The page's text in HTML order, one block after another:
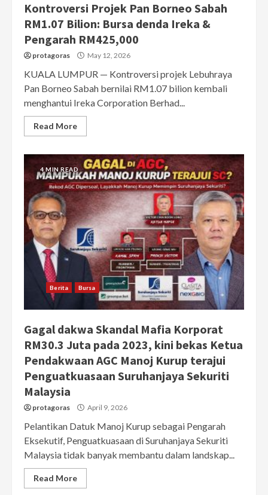
Kontroversi Projek Pan Borneo Sabah
RM1.07 Bilion: Bursa denda Ireka &
Pengarah RM425,000
protagoras May 12, 2026
KUALA LUMPUR — Kontroversi projek Lebuhraya
Pan Borneo Sabah bernilai RM1.07 bilion kembali
menghantui Ireka Corporation Berhad...
Read More
4 MIN READ
Berita Bursa
Gagal dakwa Skandal Mafia Korporat
RM30.3 Juta pada 2023, kini bekas Ketua
Pendakwaan AGC Manoj Kurup terajui
Penguatkuasaan Suruhanjaya Sekuriti
Malaysia
protagoras April 9, 2026
Pelantikan Datuk Manoj Kurup sebagai Pengarah
Eksekutif, Penguatkuasaan di Suruhanjaya Sekuriti
Malaysia tidak banyak membantu dalam landskap...
Read More